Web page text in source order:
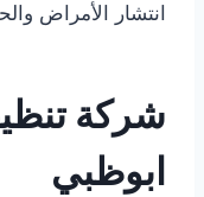
انتشار الأمراض
شركة
ابوظبي